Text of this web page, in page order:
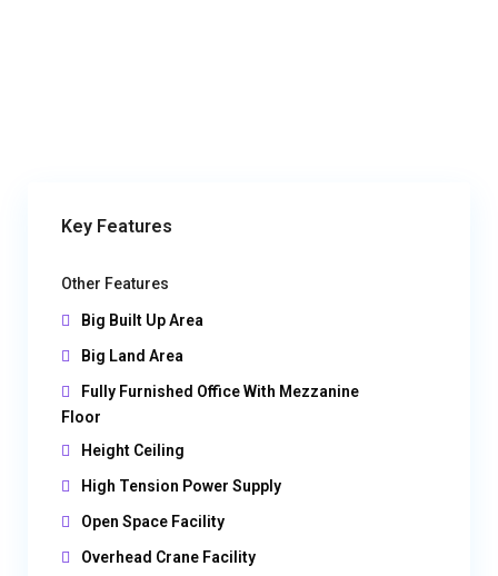
Key Features
Other Features
Big Built Up Area
Big Land Area
Fully Furnished Office With Mezzanine
Floor
Height Ceiling
High Tension Power Supply
Open Space Facility
Overhead Crane Facility